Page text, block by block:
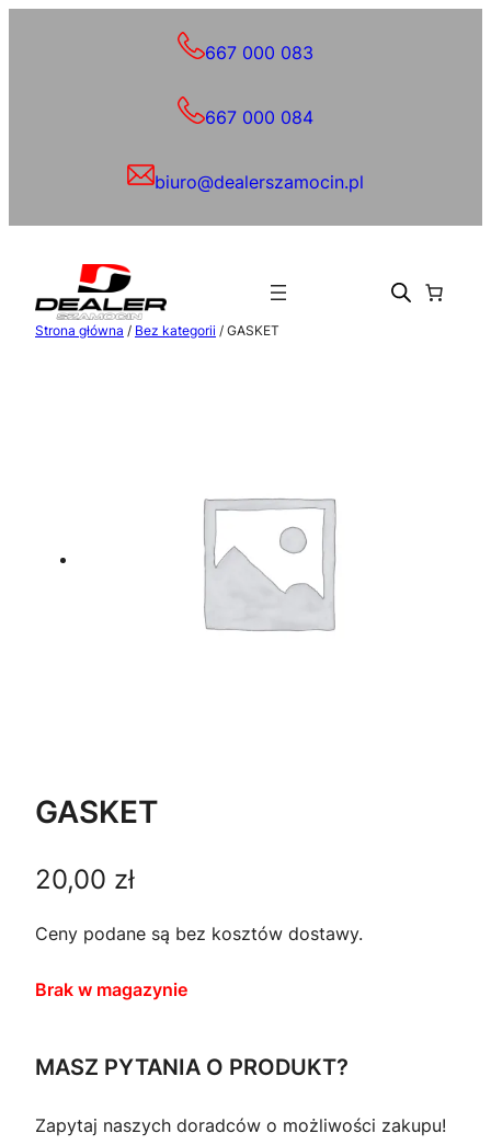
667 000 083
667 000 084
biuro@dealerszamocin.pl
Strona główna / Bez kategorii / GASKET
GASKET
20,00 zł
Ceny podane są bez kosztów dostawy.
Brak w magazynie
MASZ PYTANIA O PRODUKT?
Zapytaj naszych doradców o możliwości zakupu!